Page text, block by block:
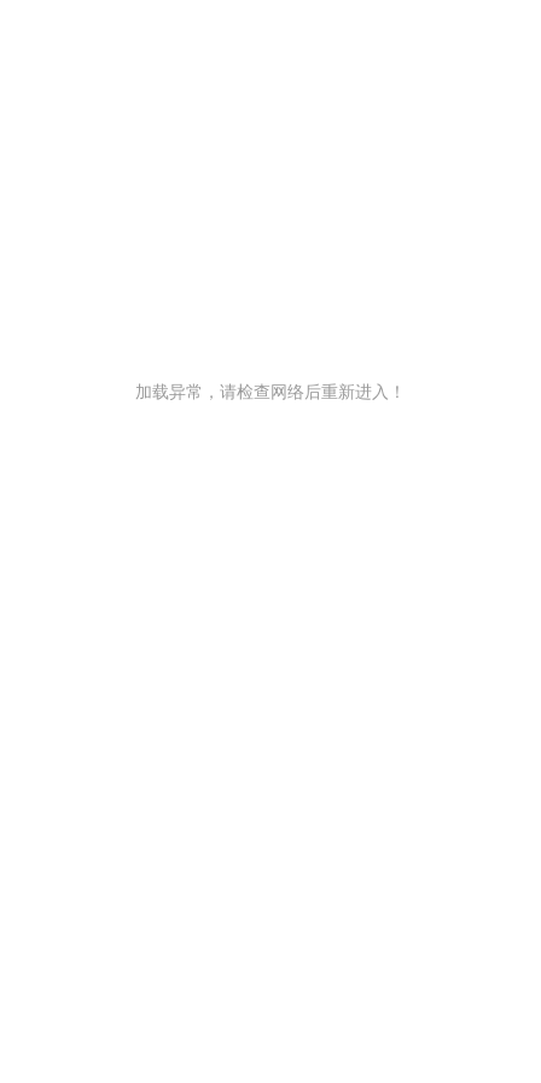
加载异常，请检查网络后重新进入！